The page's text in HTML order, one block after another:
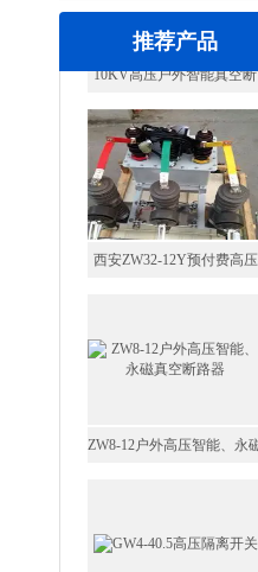
推荐产品
西安ZW32-12Y预付费高压
计量式真空断路器
真空断路器